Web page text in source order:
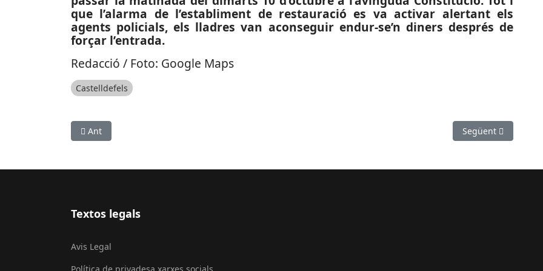
que l’alarma de l’establiment de restauració es va activar alertant els
agents policials, els lladres van aconseguir endur-se’n diners després de
forçar l’entrada.
Redacció / Foto: Google Maps
Castelldefels
Article anterior: SOCIETAT: En marxa el dispositiu especial de mobilitat amb motiu del pont del 12 d'octubre
Ant Article següent:
Següent
Textos legals
Avis Legal
Política de privadesa xarxes socials